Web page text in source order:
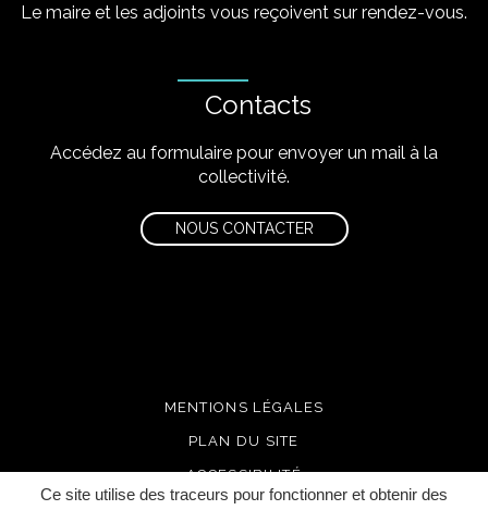
Ce site utilise des traceurs pour fonctionner et obtenir des
Le maire et les adjoints vous reçoivent sur rendez-vous.
Contacts
Accédez au formulaire pour envoyer un mail à la
collectivité.
NOUS CONTACTER
MENTIONS LÉGALES
PLAN DU SITE
ACCESSIBILITÉ